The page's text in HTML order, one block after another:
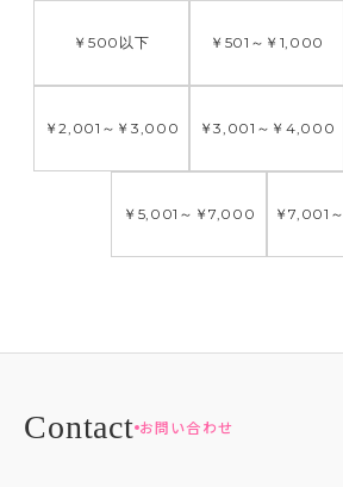
￥500 以下 ￥501 ～ ￥1,000
￥2,001 ～ ￥3,000 ￥3,001 ～ ￥4,000
￥5,001 ～ ￥7,000 ￥7,001 ～
お問い合わせ